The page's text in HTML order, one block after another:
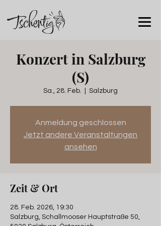
Konzert in Salzburg
(S)
Sa., 28. Feb. Salzburg
Anmeldung geschlossen
Jetzt andere Veranstaltungen
ansehen
Zeit & Ort
28. Feb. 2026, 19:30
Salzburg, Schallmooser Hauptstraße 50,